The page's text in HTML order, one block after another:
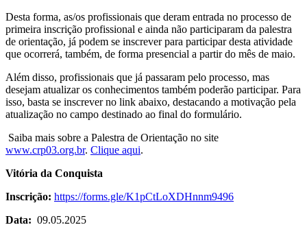
Desta forma, as/os profissionais que deram entrada no processo de
primeira inscrição profissional e ainda não participaram da palestra
de orientação, já podem se inscrever para participar desta atividade
que ocorrerá, também, de forma presencial a partir do mês de maio.
Além disso, profissionais que já passaram pelo processo, mas
desejam atualizar os conhecimentos também poderão participar. Para
isso, basta se inscrever no link abaixo, destacando a motivação pela
atualização no campo destinado ao final do formulário.
Saiba mais sobre a Palestra de Orientação no site
www.crp03.org.br. Clique aqui.
Vitória da Conquista
Inscrição: https://forms.gle/K1pCtLoXDHnnm9496
Data: 09.05.2025